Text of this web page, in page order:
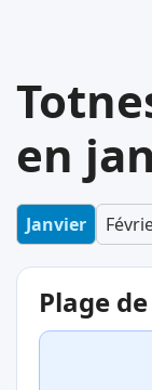
en
Janvier
Plage